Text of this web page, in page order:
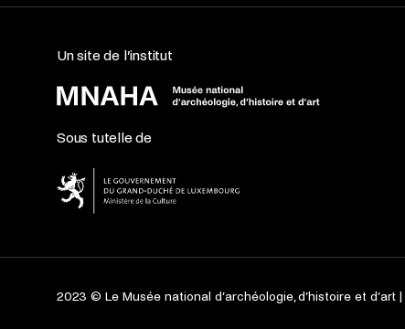
Un site de l’institut
Sous tutelle de
2023 © Le Musée national d’archéologie, d’histoire et d’art |